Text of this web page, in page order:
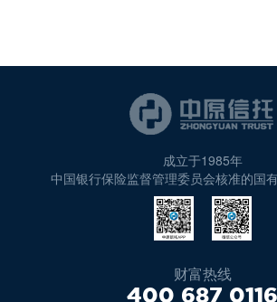
成立于1985年
中国银行保险监督管理委员会核准的国
财富热线
400 687 0116